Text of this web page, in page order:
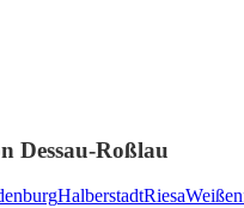
Dessau-Roßlau
HalberstadtRiesa